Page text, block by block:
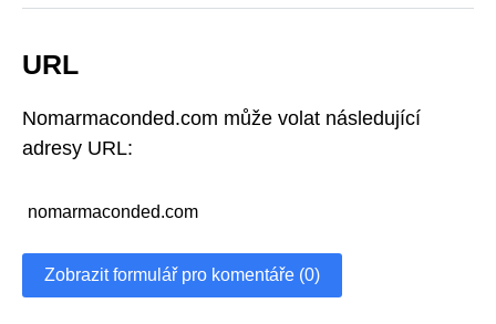
URL
Nomarmaconded.com může volat následující
adresy URL:
nomarmaconded.com
Zobrazit formulář pro komentáře (0)